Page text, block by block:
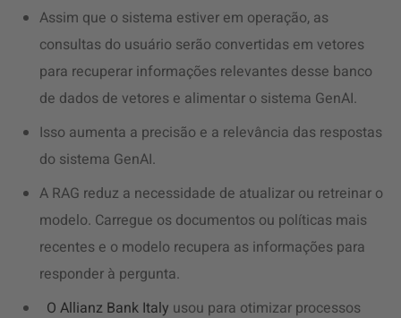
Assim que o sistema estiver em operação, as
consultas do usuário serão convertidas em vetores
para recuperar informações relevantes desse banco
de dados de vetores e alimentar o sistema GenAI.
Isso aumenta a precisão e a relevância das respostas
do sistema GenAI.
A RAG reduz a necessidade de atualizar ou retreinar o
modelo. Carregue os documentos ou políticas mais
recentes e o modelo recupera as informações para
responder à pergunta.
O Allianz Bank Italy usou para otimizar processos